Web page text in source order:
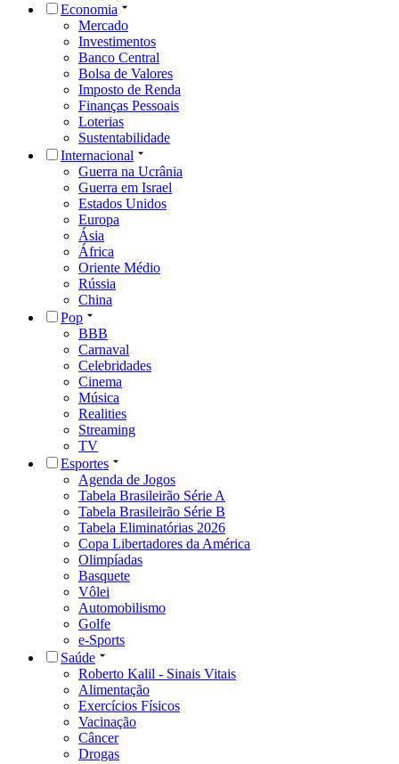
Economia
Mercado
Investimentos
Banco Central
Bolsa de Valores
Imposto de Renda
Finanças Pessoais
Loterias
Sustentabilidade
Internacional
Guerra na Ucrânia
Guerra em Israel
Estados Unidos
Europa
Ásia
África
Oriente Médio
Rússia
China
Pop
BBB
Carnaval
Celebridades
Cinema
Música
Realities
Streaming
TV
Esportes
Agenda de Jogos
Tabela Brasileirão Série A
Tabela Brasileirão Série B
Tabela Eliminatórias 2026
Copa Libertadores da América
Olimpíadas
Basquete
Vôlei
Automobilismo
Golfe
e-Sports
Saúde
Roberto Kalil - Sinais Vitais
Alimentação
Exercícios Físicos
Vacinação
Câncer
Drogas